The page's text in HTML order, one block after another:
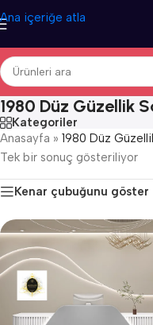
Ana içeriğe atla
1980 Düz Güzellik
Kategoriler
Anasayfa » 1980 Düz
Tek bir sonuç gösteriliyor
Kenar çubuğunu göster